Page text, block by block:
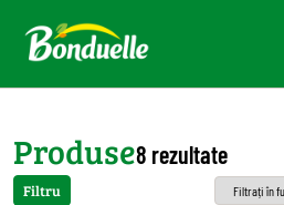
Produse8 rezultate
Filtru